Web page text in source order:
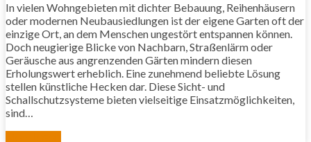
In vielen Wohngebieten mit dichter Bebauung, Reihenhäusern
oder modernen Neubausiedlungen ist der eigene Garten oft der
einzige Ort, an dem Menschen ungestört entspannen können.
Doch neugierige Blicke von Nachbarn, Straßenlärm oder
Geräusche aus angrenzenden Gärten mindern diesen
Erholungswert erheblich. Eine zunehmend beliebte Lösung
stellen künstliche Hecken dar. Diese Sicht- und
Schallschutzsysteme bieten vielseitige Einsatzmöglichkeiten,
sind…